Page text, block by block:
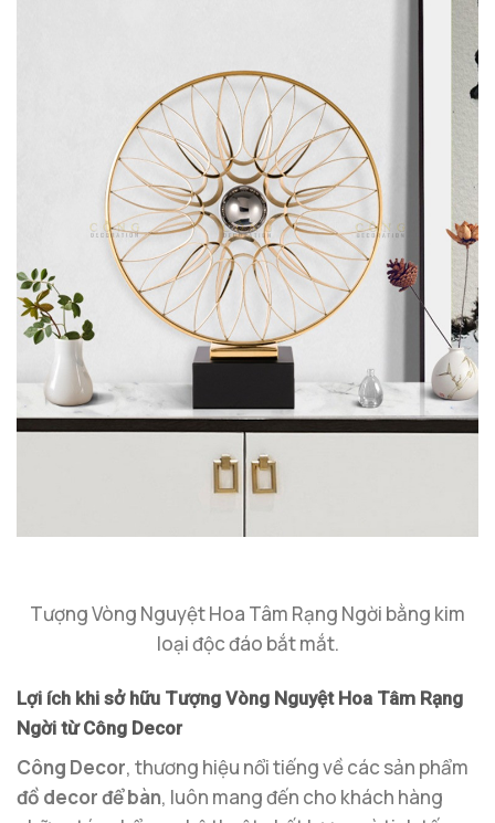
Tượng Vòng Nguyệt Hoa Tâm Rạng Ngời bằng kim
loại độc đáo bắt mắt.
Lợi ích khi sở hữu Tượng Vòng Nguyệt Hoa Tâm Rạng
Ngời từ Công Decor
Công Decor, thương hiệu nổi tiếng về các sản phẩm
đồ decor để bàn, luôn mang đến cho khách hàng